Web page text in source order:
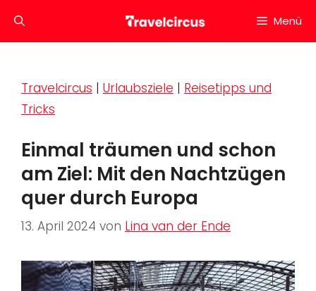
Inhalt
Menü
Travelcircus | Urlaubsziele | Reisetipps und
Tricks
Einmal träumen und schon
am Ziel: Mit den Nachtzügen
quer durch Europa
13. April 2024 von Lina van der Ende